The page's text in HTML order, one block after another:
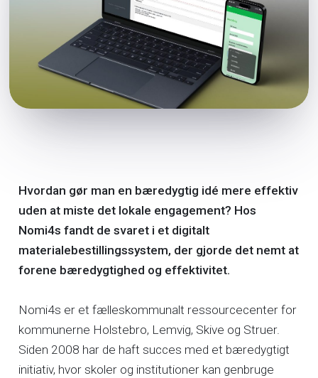
Hvordan gør man en bæredygtig idé mere effektiv
uden at miste det lokale engagement? Hos
Nomi4s fandt de svaret i et digitalt
materialebestillingssystem, der gjorde det nemt at
forene bæredygtighed og effektivitet.
Nomi4s er et fælleskommunalt ressourcecenter for
kommunerne Holstebro, Lemvig, Skive og Struer.
Siden 2008 har de haft succes med et bæredygtigt
initiativ, hvor skoler og institutioner kan genbruge